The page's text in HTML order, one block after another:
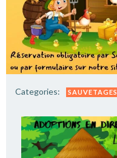
Categories: SAUVETAGES